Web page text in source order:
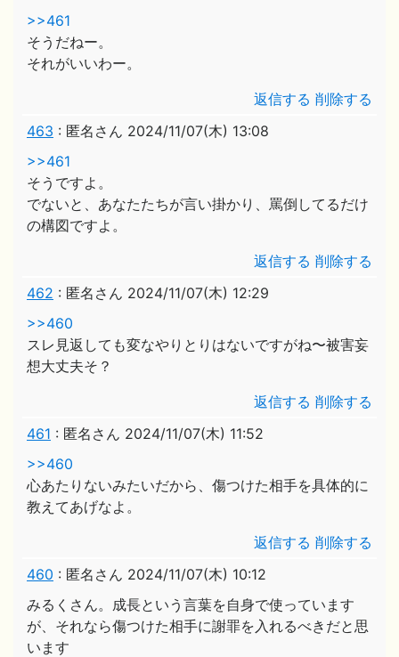
>>461
そうだねー。
それがいいわー。
返信する 削除する
463 : 匿名さん 2024/11/07(木) 13:08
>>461
そうですよ。
でないと、あなたたちが言い掛かり、罵倒してるだけ
の構図ですよ。
返信する 削除する
462 : 匿名さん 2024/11/07(木) 12:29
>>460
スレ見返しても変なやりとりはないですがね〜被害妄
想大丈夫そ？
返信する 削除する
461 : 匿名さん 2024/11/07(木) 11:52
>>460
心あたりないみたいだから、傷つけた相手を具体的に
教えてあげなよ。
返信する 削除する
460 : 匿名さん 2024/11/07(木) 10:12
みるくさん。成長という言葉を自身で使っています
が、それなら傷つけた相手に謝罪を入れるべきだと思
います